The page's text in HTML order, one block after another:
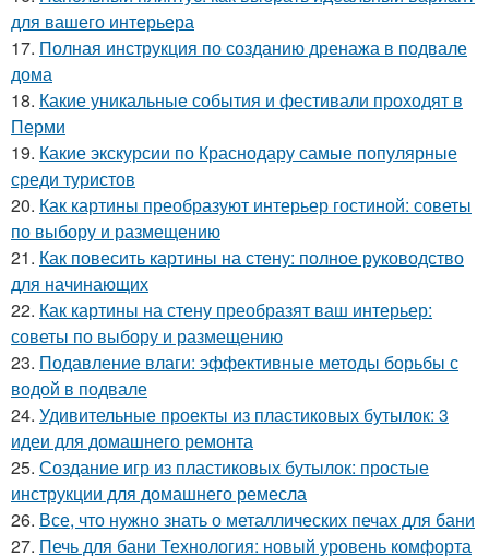
для вашего интерьера
17. Полная инструкция по созданию дренажа в подвале
дома
18. Какие уникальные события и фестивали проходят в
Перми
19. Какие экскурсии по Краснодару самые популярные
среди туристов
20. Как картины преобразуют интерьер гостиной: советы
по выбору и размещению
21. Как повесить картины на стену: полное руководство
для начинающих
22. Как картины на стену преобразят ваш интерьер:
советы по выбору и размещению
23. Подавление влаги: эффективные методы борьбы с
водой в подвале
24. Удивительные проекты из пластиковых бутылок: 3
идеи для домашнего ремонта
25. Создание игр из пластиковых бутылок: простые
инструкции для домашнего ремесла
26. Все, что нужно знать о металлических печах для бани
27. Печь для бани Технология: новый уровень комфорта